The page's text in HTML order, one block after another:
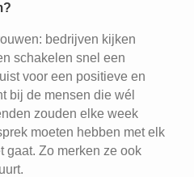
bedrijven kijken
schakelen snel een
voor een positieve en
bij de mensen die wél
zouden elke week
moeten hebben met elk
gaat. Zo merken ze ook